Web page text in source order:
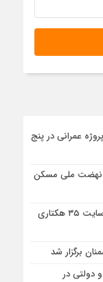
پروژه عمرانی در پنج
فاز اول سایت ۹۵ هکتاری نهضت ملی مسکن
اطلاع نگاشت | پیشرفت فیزیکی آماده سازی سایت ۳۵ هکتاری
برگزار شد
ملی و دولتی در